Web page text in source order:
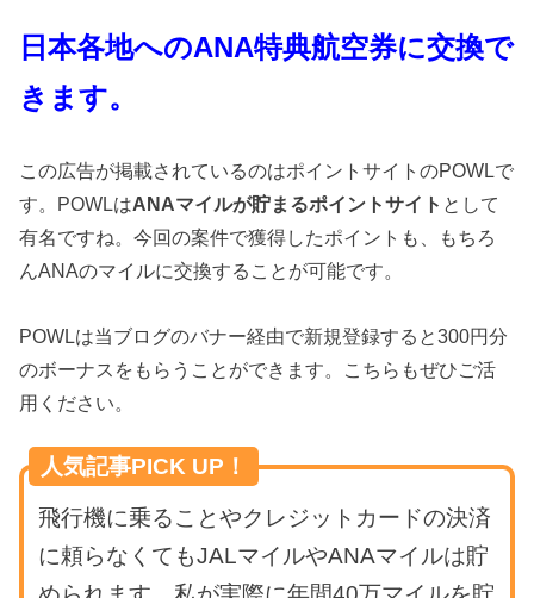
日本各地へのANA特典航空券に交換で
きます。
この広告が掲載されているのはポイントサイトのPOWLで
す。POWLはANAマイルが貯まるポイントサイト として
有名ですね。今回の案件で獲得したポイントも、もちろ
んANAのマイルに交換することが可能です。
POWLは当ブログのバナー経由で新規登録すると300円分
のボーナスをもらうことができます。こちらもぜひご活
用ください。
人気記事PICK UP！
飛行機に乗ることやクレジットカードの決済
に頼らなくてもJALマイルやANAマイルは貯